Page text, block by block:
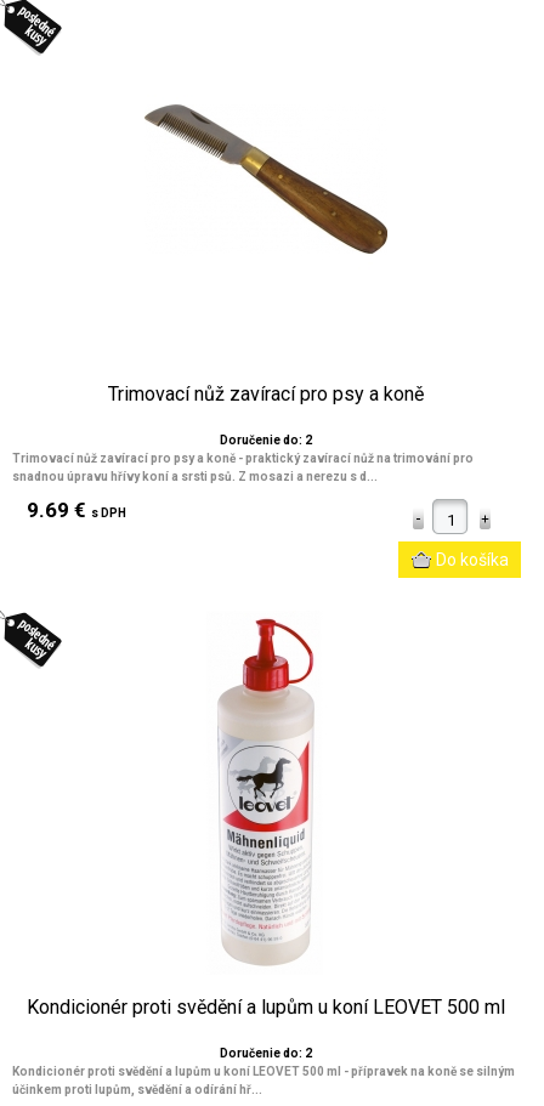
Trimovací nůž zavírací pro psy a koně
Doručenie do: 2
Trimovací nůž zavírací pro psy a koně - praktický zavírací nůž na trimování pro
snadnou úpravu hřívy koní a srsti psů. Z mosazi a nerezu s d...
9.69 € s DPH
Kondicionér proti svědění a lupům u koní LEOVET 500 ml
Doručenie do: 2
Kondicionér proti svědění a lupům u koní LEOVET 500 ml - přípravek na koně se silným
účinkem proti lupům, svědění a odírání hř...